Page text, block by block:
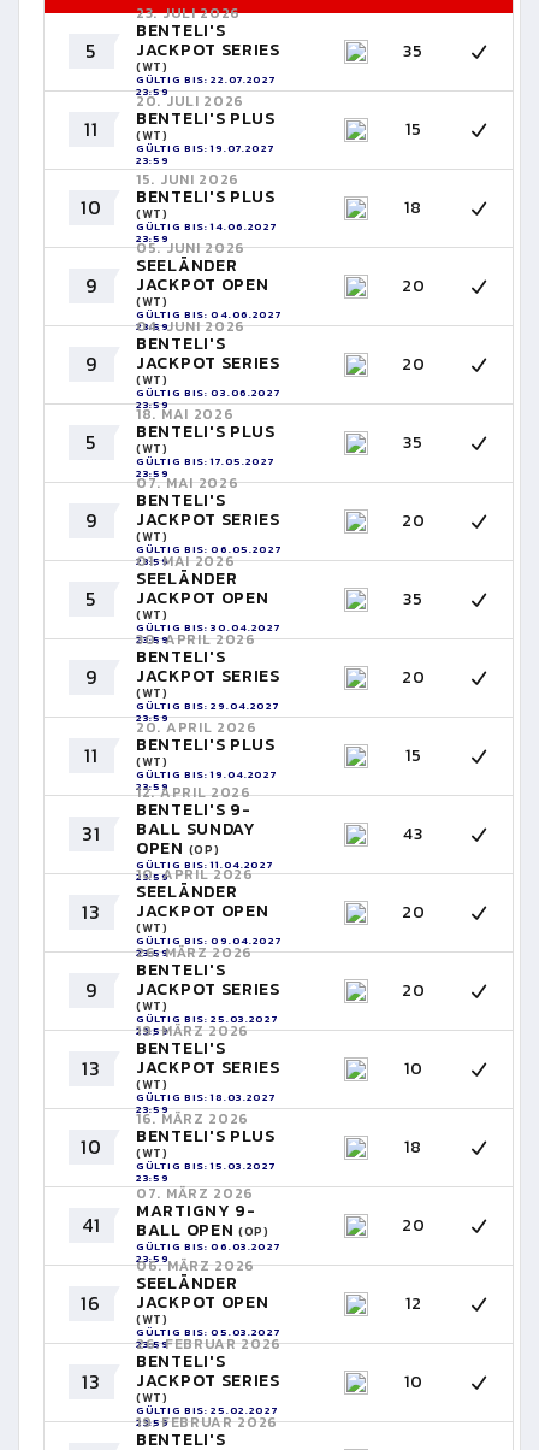
5
23. JULI 2026
BENTELI'S
JACKPOT SERIES
(WT)
GÜLTIG BIS: 22.07.2027
23:59
35
11
20. JULI 2026
BENTELI'S PLUS
(WT)
GÜLTIG BIS: 19.07.2027
23:59
15
10
15. JUNI 2026
BENTELI'S PLUS
(WT)
GÜLTIG BIS: 14.06.2027
23:59
18
9
05. JUNI 2026
SEELÄNDER
JACKPOT OPEN
(WT)
GÜLTIG BIS: 04.06.2027
23:59
20
9
04. JUNI 2026
BENTELI'S
JACKPOT SERIES
(WT)
GÜLTIG BIS: 03.06.2027
23:59
20
5
18. MAI 2026
BENTELI'S PLUS
(WT)
GÜLTIG BIS: 17.05.2027
23:59
35
9
07. MAI 2026
BENTELI'S
JACKPOT SERIES
(WT)
GÜLTIG BIS: 06.05.2027
23:59
20
5
01. MAI 2026
SEELÄNDER
JACKPOT OPEN
(WT)
GÜLTIG BIS: 30.04.2027
23:59
35
9
30. APRIL 2026
BENTELI'S
JACKPOT SERIES
(WT)
GÜLTIG BIS: 29.04.2027
23:59
20
11
20. APRIL 2026
BENTELI'S PLUS
(WT)
GÜLTIG BIS: 19.04.2027
23:59
15
31
12. APRIL 2026
BENTELI'S 9-
BALL SUNDAY
OPEN (OP)
GÜLTIG BIS: 11.04.2027
23:59
43
13
10. APRIL 2026
SEELÄNDER
JACKPOT OPEN
(WT)
GÜLTIG BIS: 09.04.2027
23:59
20
9
26. MÄRZ 2026
BENTELI'S
JACKPOT SERIES
(WT)
GÜLTIG BIS: 25.03.2027
23:59
20
13
19. MÄRZ 2026
BENTELI'S
JACKPOT SERIES
(WT)
GÜLTIG BIS: 18.03.2027
23:59
10
10
16. MÄRZ 2026
BENTELI'S PLUS
(WT)
GÜLTIG BIS: 15.03.2027
23:59
18
41
07. MÄRZ 2026
MARTIGNY 9-
BALL OPEN (OP)
GÜLTIG BIS: 06.03.2027
23:59
20
16
06. MÄRZ 2026
SEELÄNDER
JACKPOT OPEN
(WT)
GÜLTIG BIS: 05.03.2027
23:59
12
13
26. FEBRUAR 2026
BENTELI'S
JACKPOT SERIES
(WT)
GÜLTIG BIS: 25.02.2027
23:59
10
19. FEBRUAR 2026
BENTELI'S